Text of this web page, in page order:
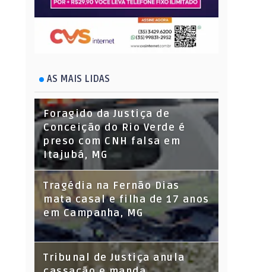
AS MAIS LIDAS
Foragido da Justiça de
Conceição do Rio Verde é
preso com CNH falsa em
Itajubá, MG
Tragédia na Fernão Dias
mata casal e filha de 17 anos
em Campanha, MG
Tribunal de Justiça anula